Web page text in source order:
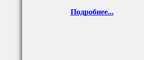
Подробнее...